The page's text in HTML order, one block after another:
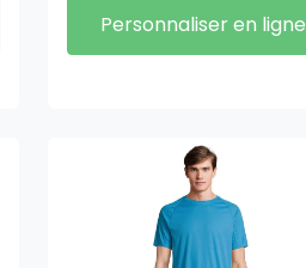
Personnaliser en ligne